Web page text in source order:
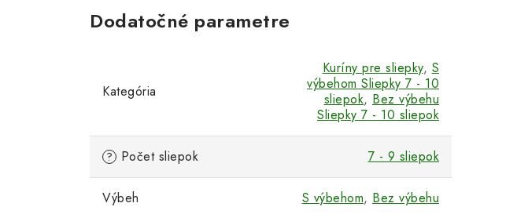
Dodatočné parametre
Kategória
Kuríny pre sliepky, S
výbehom Sliepky 7 - 10
sliepok, Bez výbehu
Sliepky 7 - 10 sliepok
? Počet sliepok 7 - 9 sliepok
Výbeh S výbehom, Bez výbehu